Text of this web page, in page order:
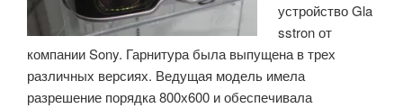
устройство Gla
sstron от
компании Sony. Гарнитура была выпущена в трех
различных версиях. Ведущая модель имела
разрешение порядка 800х600 и обеспечивала